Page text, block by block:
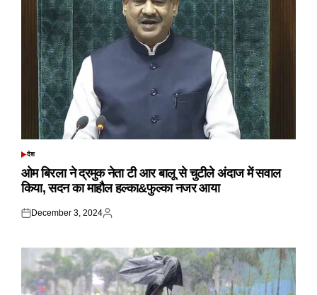
POSTED
देश
ओम बिरला ने द्रमुक नेता टी आर बालू से चुटीले अंदाज में सवाल
किया, सदन का माहौल हल्का&फुल्का नजर आया
Posted
December 3, 2024
Posted